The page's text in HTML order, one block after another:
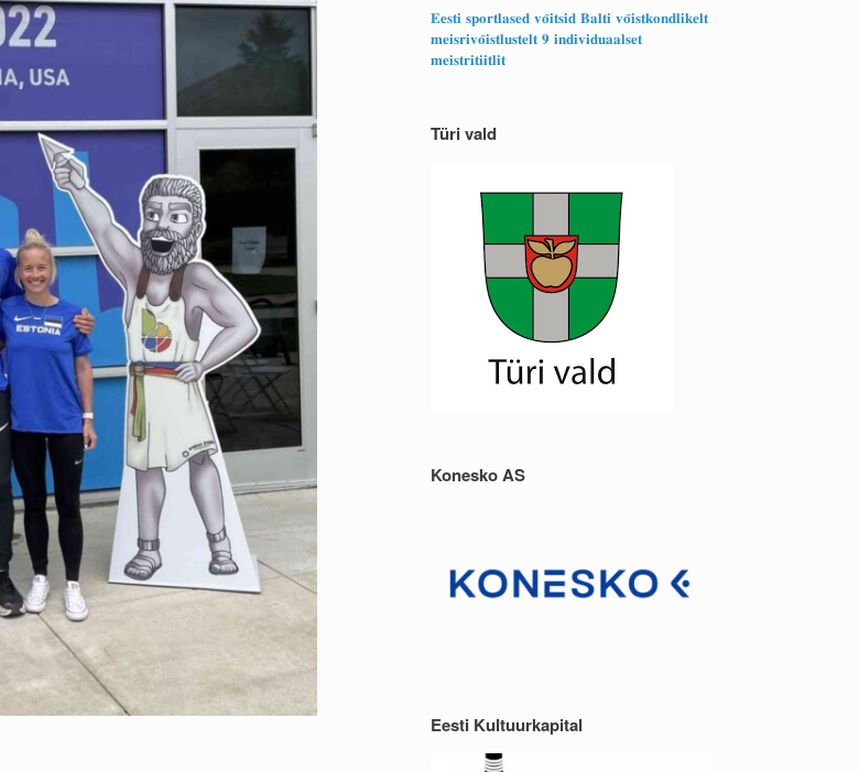
𝐄𝐞𝐬𝐭𝐢 𝐬𝐩𝐨𝐫𝐭𝐥𝐚𝐬𝐞𝐝 𝐯𝐨̃𝐢𝐭𝐬𝐢𝐝 𝐁𝐚𝐥𝐭𝐢 𝐯𝐨̃𝐢𝐬𝐭𝐤𝐨𝐧𝐝𝐥𝐢𝐤𝐞𝐥𝐭
𝐦𝐞𝐢𝐬𝐫𝐢𝐯𝐨̃𝐢𝐬𝐭𝐥𝐮𝐬𝐭𝐞𝐥𝐭 𝟗 𝐢𝐧𝐝𝐢𝐯𝐢𝐝𝐮𝐚𝐚𝐥𝐬𝐞𝐭
𝐦𝐞𝐢𝐬𝐭𝐫𝐢𝐭𝐢𝐢𝐭𝐥𝐢𝐭
Türi vald
Konesko AS
Eesti Kultuurkapital